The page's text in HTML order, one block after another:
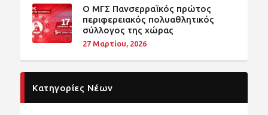
O ΜΓΣ Πανσερραϊκός πρώτος
περιφερειακός πολυαθλητικός
σύλλογος της χώρας
27 Μαρτίου, 2026
Κατηγορίες Νέων